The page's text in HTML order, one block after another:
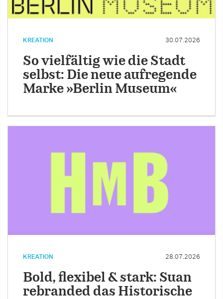
KREATION 30.07.2026
So vielfältig wie die Stadt
selbst: Die neue aufregende
Marke »Berlin Museum«
KREATION 28.07.2026
Bold, flexibel & stark: Suan
rebranded das Historische